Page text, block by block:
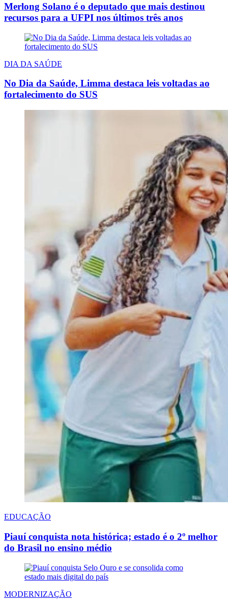
Merlong Solano é o deputado que mais destinou
recursos para a UFPI nos últimos três anos
DIA DA SAÚDE
No Dia da Saúde, Limma destaca leis voltadas ao
fortalecimento do SUS
EDUCAÇÃO
Piauí conquista nota histórica; estado é o 2º melhor
do Brasil no ensino médio
MODERNIZAÇÃO